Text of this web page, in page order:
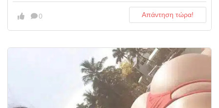
0 Απάντηση τώρα!